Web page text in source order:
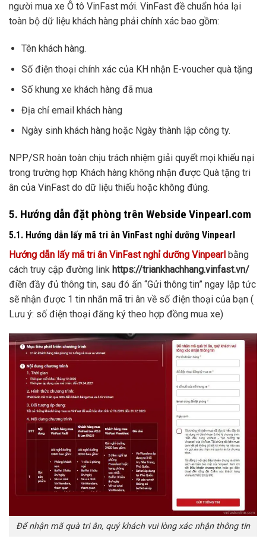
người mua xe Ô tô VinFast mới. VinFast đề chuẩn hóa lại
toàn bộ dữ liệu khách hàng phải chính xác bao gồm:
Tên khách hàng.
Số điện thoại chính xác của KH nhận E-voucher quà tặng
Số khung xe khách hàng đã mua
Địa chỉ email khách hàng
Ngày sinh khách hàng hoặc Ngày thành lập công ty.
NPP/SR hoàn toàn chịu trách nhiệm giải quyết mọi khiếu nại
trong trường hợp Khách hàng không nhận được Quà tặng tri
ân của VinFast do dữ liệu thiếu hoặc không đúng.
5. Hướng dẫn đặt phòng trên Webside Vinpearl.com
5.1. Hướng dẫn lấy mã tri ân VinFast nghỉ dưỡng Vinpearl
Hướng dẫn lấy mã tri ân VinFast nghỉ dưỡng Vinpearl bằng
cách truy cập đường link https://triankhachhang.vinfast.vn/
điền đầy đủ thông tin, sau đó ấn “Gửi thông tin” ngay lập tức
sẽ nhận được 1 tin nhắn mã tri ân về số điện thoại của bạn (
Lưu ý: số điện thoại đăng ký theo hợp đồng mua xe)
Để nhận mã quà tri ân, quý khách vui lòng xác nhận thông tin